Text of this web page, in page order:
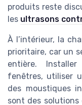
produits reste
les ultrasons
À l’intérieur, la
prioritaire, car un
entière.
fenêtres, utiliser
des moustiques
sont des solutions